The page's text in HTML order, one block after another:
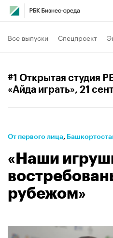
Все выпуски Спецпроект
#1 Открытая студия
«Айда играть», 21
От первого лица⁠,
«Наши
рубежом»